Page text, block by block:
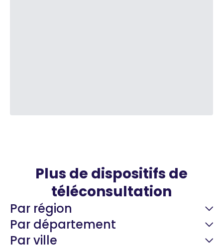
Plus de dispositifs de
téléconsultation
Par région
Par département
Par ville